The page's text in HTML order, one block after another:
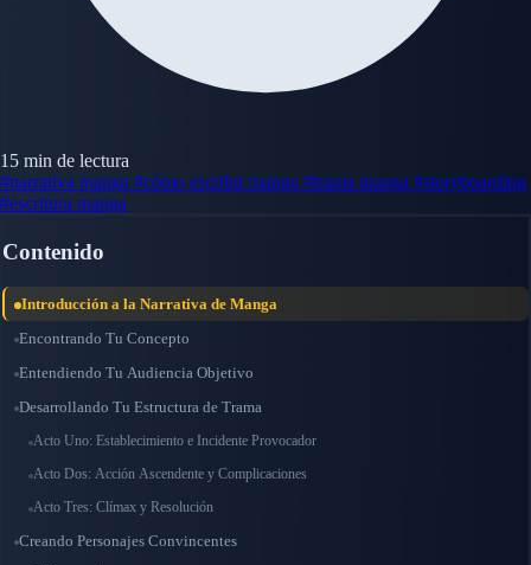
15 min de lectura
#narrativa manga #cómo escribir manga #trama manga #storyboarding
#escritura manga
Contenido
Introducción a la Narrativa de Manga
Encontrando Tu Concepto
Entendiendo Tu Audiencia Objetivo
Desarrollando Tu Estructura de Trama
Acto Uno: Establecimiento e Incidente Provocador
Acto Dos: Acción Ascendente y Complicaciones
Acto Tres: Clímax y Resolución
Creando Personajes Convincentes